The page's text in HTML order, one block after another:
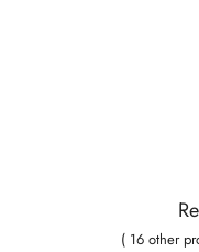
( 16 other